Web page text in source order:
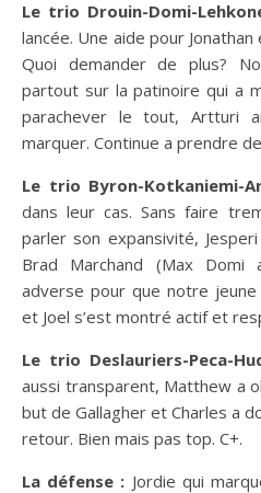
Le trio Drouin-Domi-
lancée. Une aide pour
Quoi demander de plus?
partout sur la patinoire qui a
parachever le tout, Artturi
marquer. Continue a prendre
Le trio Byron-Kotkaniemi-
dans leur cas. Sans faire
parler son expansivité,
Brad Marchand (Max Domi
adverse pour que notre
et Joel s’est montré actif et
Le trio Deslauriers-Peca-
aussi transparent, Matthew a
but de Gallagher et Charles a
retour. Bien mais pas top. C+.
La défense : Jordie qui